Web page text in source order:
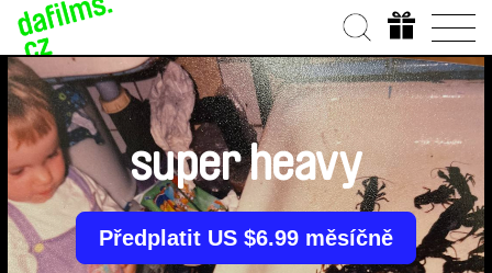
super heavy
Předplatit US $6.99 měsíčně